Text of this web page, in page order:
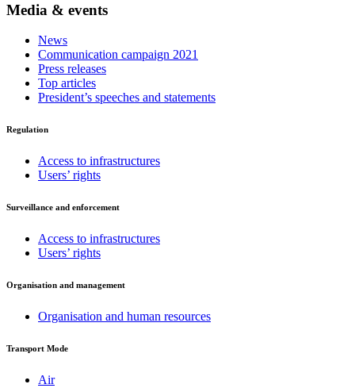
Media & events
News
Communication campaign 2021
Press releases
Top articles
President’s speeches and statements
Regulation
Access to infrastructures
Users’ rights
Surveillance and enforcement
Access to infrastructures
Users’ rights
Organisation and management
Organisation and human resources
Transport Mode
Air